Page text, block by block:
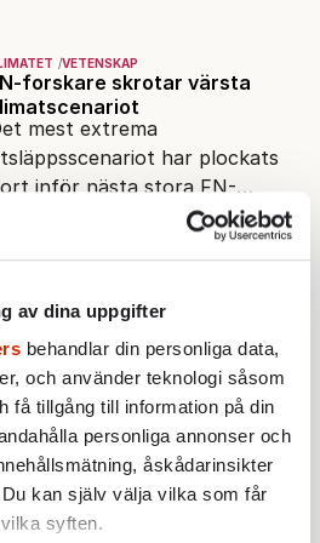
av dina uppgifter
behandlar din personliga data,
och använder teknologi såsom
få tillgång till information på din
personliga annonser och
åskådarinsikter
kan själv välja vilka som får
syften.
VETENSKAP
forskare skrotar värsta
mest extrema
har plockats
inför nästa stora FN-
rapport. Därmed överges ett
antagande som i åratal format
ett handikapp över bara för
man slipper läsa Strindberg
tillämpa Pythagoras sats?
ny studie väcker frågor om
ADHD egentligen är.
Erik W Larsson
VETENSKAP
journalister klickhoror eller
idioter?”
som läser